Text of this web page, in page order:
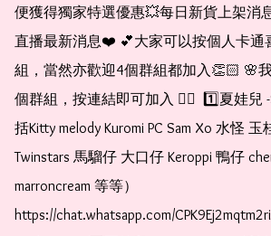
便獲得獨家特選優惠💥每日新貨上架消
直播最新消息❤️ 💕大家可以按個人卡通
組，當然亦歡迎4個群組都加入👏🏻 🌸
個群組，按連結即可加入 👇🏻  1️⃣夏娃兒
括Kitty melody Kuromi PC Sam Xo 水怪
Twinstars 馬騮仔 大口仔 Keroppi 鴨仔
marroncream 等等）
https://chat.whatsapp.com/